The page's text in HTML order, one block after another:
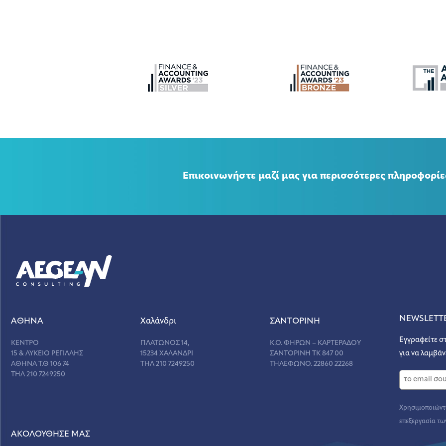
Επικοινωνήστε μαζί μας για περισσότερες
ΑΘΗΝΑ
ΚΕΝΤΡΟ
15 & ΛΥΚΕΙΟ ΡΕΓΙΛΛΗΣ
ΑΘΗΝΑ Τ.Θ 106 74
ΤΗΛ 210 7249250
Χαλάνδρι
ΠΛΑΤΩΝΟΣ 14,
15234 ΧΑΛΑΝΔΡΙ
ΤΗΛ 210 7249250
ΣANΤΟΡΙΝΗ
Κ.Ο. ΦΗΡΩΝ – ΚΑΡΤΕΡΑΔΟΥ
ΣΑΝΤΟΡΙΝΗ ΤΚ 847 00
ΤΗΛΕΦΩΝΟ. 22860 22268
Εγγραφείτε
για να
επεξεργασία
ΑΚΟΛΟΥΘΗΣΕ ΜΑΣ